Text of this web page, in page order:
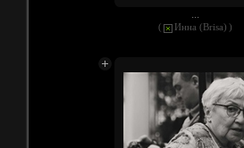
...
( Инна (Brisa) )